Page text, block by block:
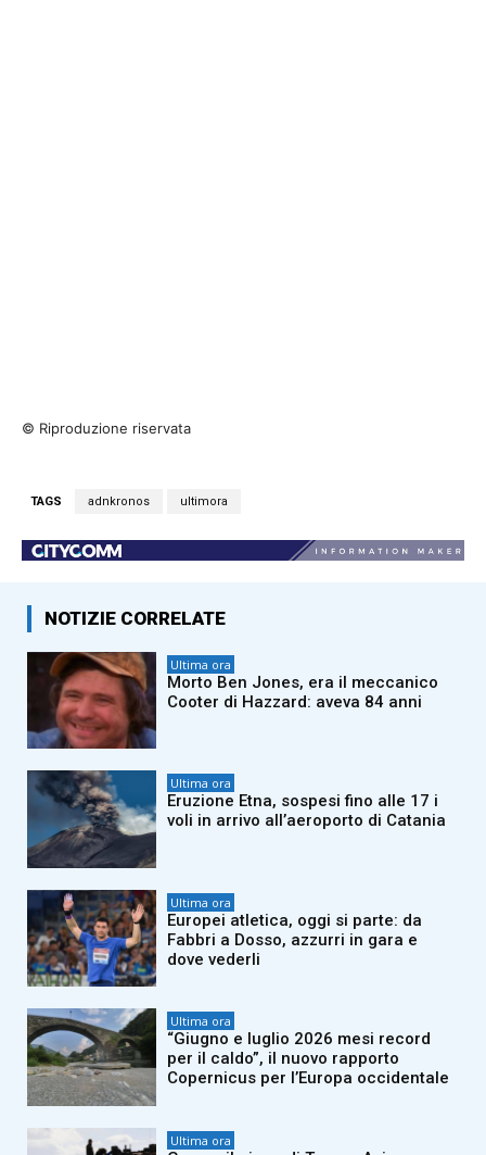
© Riproduzione riservata
TAGS adnkronos ultimora
NOTIZIE CORRELATE
Ultima ora
Morto Ben Jones, era il meccanico
Cooter di Hazzard: aveva 84 anni
Ultima ora
Eruzione Etna, sospesi fino alle 17 i
voli in arrivo all’aeroporto di Catania
Ultima ora
Europei atletica, oggi si parte: da
Fabbri a Dosso, azzurri in gara e
dove vederli
Ultima ora
“Giugno e luglio 2026 mesi record
per il caldo”, il nuovo rapporto
Copernicus per l’Europa occidentale
Ultima ora